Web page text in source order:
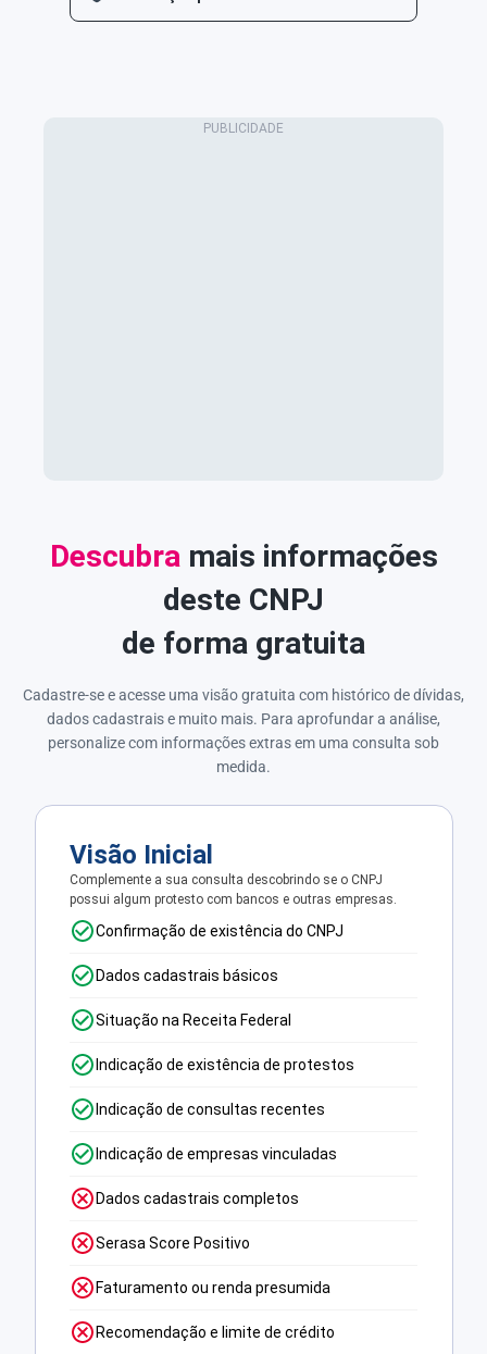
Descubra mais informações
deste CNPJ
de forma gratuita
Cadastre-se e acesse uma visão gratuita com histórico de dívidas,
dados cadastrais e muito mais. Para aprofundar a análise,
personalize com informações extras em uma consulta sob
medida.
Visão Inicial
Complemente a sua consulta descobrindo se o CNPJ
possui algum protesto com bancos e outras empresas.
Confirmação de existência do CNPJ
Dados cadastrais básicos
Situação na Receita Federal
Indicação de existência de protestos
Indicação de consultas recentes
Indicação de empresas vinculadas
Dados cadastrais completos
Serasa Score Positivo
Faturamento ou renda presumida
Recomendação e limite de crédito